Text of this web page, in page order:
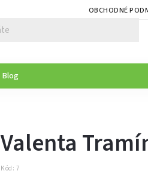
OBCHODNÉ
Blog
Valenta
Kód: 7